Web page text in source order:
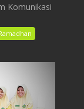
Komunikasi